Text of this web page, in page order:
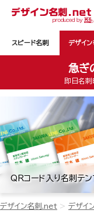
スピード名刺 デザイン
急ぎ
即日名刺
QRコード入り名刺テン
デザイン名刺.net デザイ